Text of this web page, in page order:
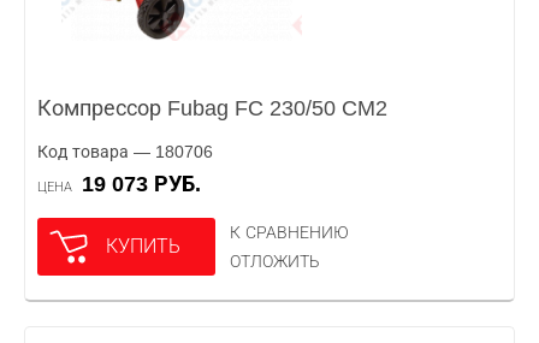
Компрессор Fubag FC 230/50 CM2
Код товара — 180706
ЦЕНА 19 073 РУБ.
КУПИТЬ
К СРАВНЕНИЮ
ОТЛОЖИТЬ